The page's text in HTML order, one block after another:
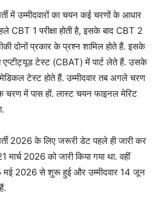
में उम्मीदवारों का चयन कई चरणों के आधार
CBT 1 परीक्षा होती है, इसके बाद CBT 2
दोनों प्रकार के प्रश्न शामिल होते हैं. इसके
एप्टीट्यूड टेस्ट (CBAT) में पार्ट लेते हैं. उसके
टेस्ट होते हैं. उम्मीदवार तब अगले चरण
में पास हों. लास्ट चयन फाइनल मेरिट
2026 के लिए जरूरी डेट पहले ही जारी कर
मार्च 2026 को जारी किया गया था. वहीं
मई 2026 से शुरू हुई और उम्मीदवार 14 जून